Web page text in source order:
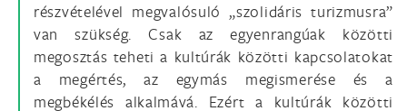
részvételével megvalósuló „szolidáris turizmusra”
van szükség. Csak az egyenrangúak közötti
megosztás teheti a kultúrák közötti kapcsolatokat
a megértés, az egymás megismerése és a
megbékélés alkalmává. Ezért a kultúrák közötti